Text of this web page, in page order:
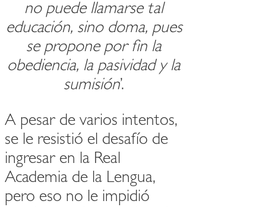
no puede llamarse tal
educación, sino doma, pues
se propone por fin la
obediencia, la pasividad y la
sumisión’.
A pesar de varios intentos,
se le resistió el desafío de
ingresar en la Real
Academia de la Lengua,
pero eso no le impidió